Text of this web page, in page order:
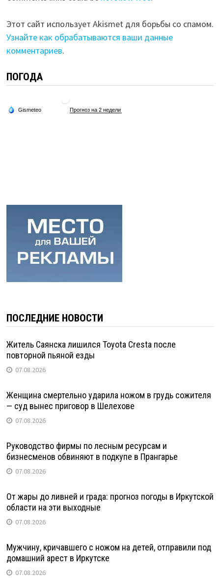
Этот сайт использует Akismet для борьбы со спамом.
Узнайте как обрабатываются ваши данные
комментариев.
ПОГОДА
ПОСЛЕДНИЕ НОВОСТИ
Житель Саянска лишился Toyota Cresta после
повторной пьяной езды
07.08.2026
Женщина смертельно ударила ножом в грудь сожителя
— суд вынес приговор в Шелехове
07.08.2026
Руководство фирмы по лесным ресурсам и
бизнесменов обвиняют в подкупе в Прангарье
07.08.2026
От жары до ливней и града: прогноз погоды в Иркутской
области на эти выходные
07.08.2026
Мужчину, кричавшего с ножом на детей, отправили под
домашний арест в Иркутске
07.08.2026